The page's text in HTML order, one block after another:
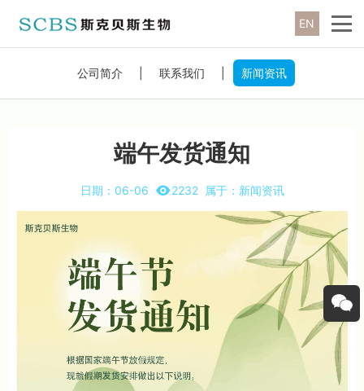
EN
公司简介 联系我们 新闻资讯
端午发货通知
日期： 06-06 2232 属于： 新闻资讯